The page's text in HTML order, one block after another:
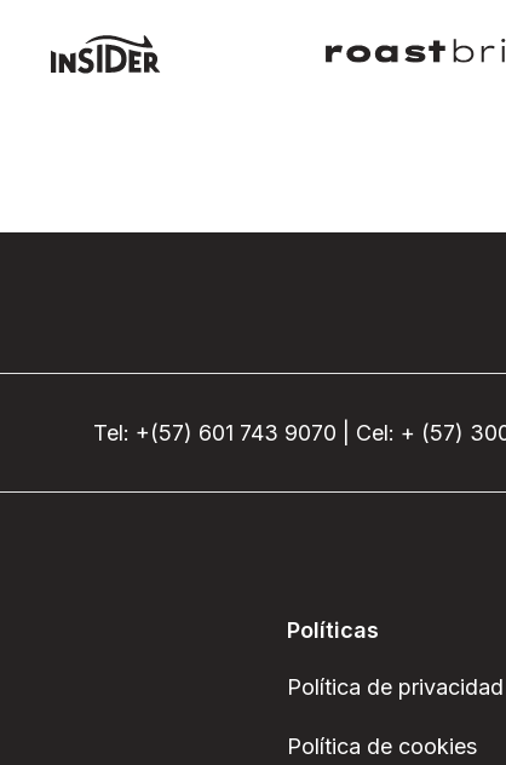
Tel: +(57) 601 743 9070 | Cel: + (57)
Políticas
Política de privacidad
Política de cookies